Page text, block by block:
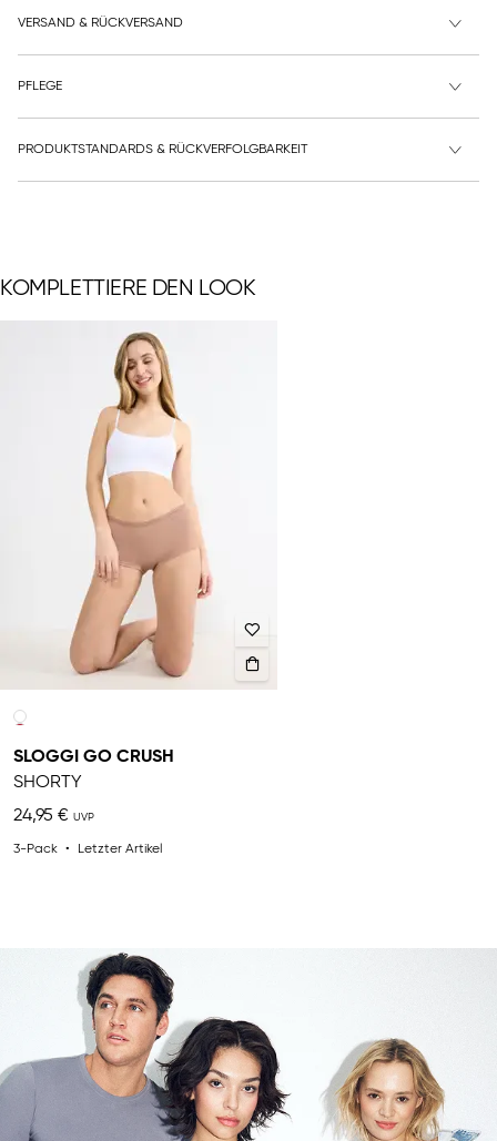
VERSAND & RÜCKVERSAND
PFLEGE
PRODUKTSTANDARDS & RÜCKVERFOLGBARKEIT
KOMPLETTIERE DEN LOOK
SLOGGI GO CRUSH
SHORTY
24,95 €
3-Pack Letzter Artikel